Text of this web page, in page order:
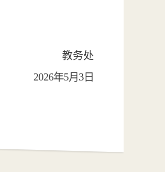
教务处
2026年5月 3日